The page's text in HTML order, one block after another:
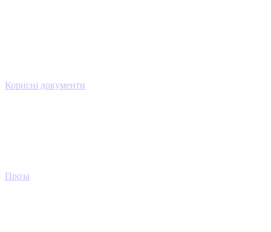
Корисні документи
Проза